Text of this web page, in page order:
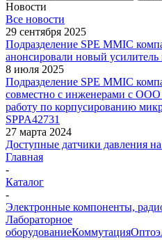
Новости
Все новости
29 сентября 2025
Подразделение SPE MMIC
анонсировали новый
8 июля 2025
Подразделение SPE MMIC
совместно с инженерами с
работу по корпусированию
SPPA42731
27 марта 2024
Доступные датчики давления
Главная
-
Каталог
-
Электронные компоненты,
Лабораторное
оборудованиеКоммутация